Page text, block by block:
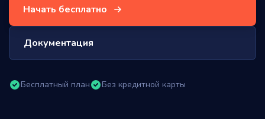
Начать бесплатно
Документация
Бесплатный план Без кредитной карты